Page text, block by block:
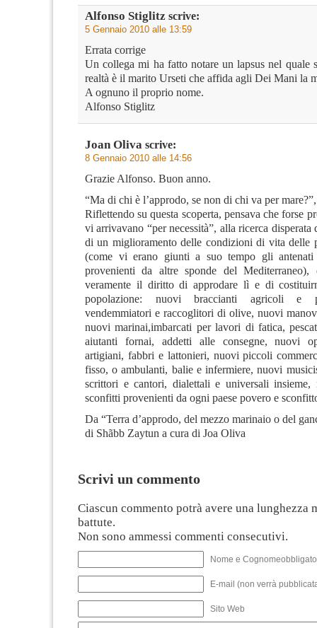
Alfonso Stiglitz scrive:
5 Gennaio 2010 alle 13:59
Errata corrige
Un collega mi ha fatto notare un lapsus nel quale
realtà è il marito Urseti che affida agli Dei Mani la
A ognuno il proprio nome.
Alfonso Stiglitz
Joan Oliva scrive:
8 Gennaio 2010 alle 14:56
Grazie Alfonso. Buon anno.
“Ma di chi è l’approdo, se non di chi va per
Riflettendo su questa scoperta, pensava che forse
vi arrivavano “per necessità”, alla ricerca disperata
di un miglioramento delle condizioni di vita delle
(come vi erano giunti a suo tempo gli
provenienti da altre sponde del Mediterraneo),
veramente il diritto di approdare lì e di
popolazione: nuovi braccianti agricoli e
vendemmiatori e raccoglitori di olive, nuovi
nuovi marinai,imbarcati per lavori di fatica,
aiutanti fornai, addetti alle consegne, nuovi
artigiani, fabbri e lattonieri, nuovi piccoli
fisso, o ambulanti, balie e infermiere, nuovi
scrittori e cantori, dialettali e universali
sconfitti provenienti da ogni paese povero e
Da “Terra d’approdo, del mezzo marinaio o del
di Shãbb Zaytun a cura di Joa Oliva
Scrivi un commento
Ciascun commento potrà avere una lunghezza
battute.
Non sono ammessi commenti consecutivi.
Nome e
E-mail (non verrà
Sito Web